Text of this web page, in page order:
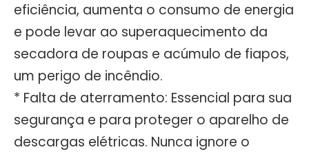
eficiência, aumenta o consumo de energia
e pode levar ao superaquecimento da
secadora de roupas e acúmulo de fiapos,
um perigo de incêndio.
* Falta de aterramento: Essencial para sua
segurança e para proteger o aparelho de
descargas elétricas. Nunca ignore o